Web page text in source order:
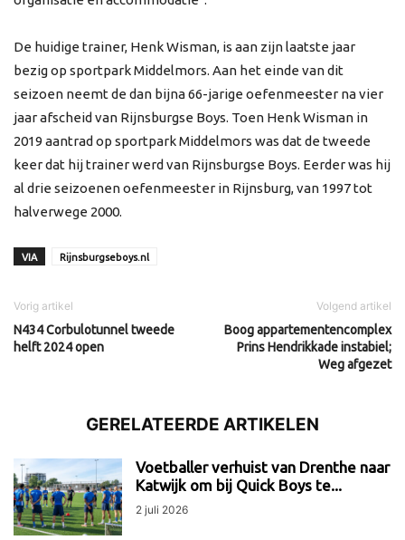
De huidige trainer, Henk Wisman, is aan zijn laatste jaar
bezig op sportpark Middelmors. Aan het einde van dit
seizoen neemt de dan bijna 66-jarige oefenmeester na vier
jaar afscheid van Rijnsburgse Boys. Toen Henk Wisman in
2019 aantrad op sportpark Middelmors was dat de tweede
keer dat hij trainer werd van Rijnsburgse Boys. Eerder was hij
al drie seizoenen oefenmeester in Rijnsburg, van 1997 tot
halverwege 2000.
VIA Rijnsburgseboys.nl
Vorig artikel
N434 Corbulotunnel tweede
helft 2024 open
Volgend artikel
Boog appartementencomplex
Prins Hendrikkade instabiel;
Weg afgezet
GERELATEERDE ARTIKELEN
Voetballer verhuist van Drenthe naar
Katwijk om bij Quick Boys te...
2 juli 2026